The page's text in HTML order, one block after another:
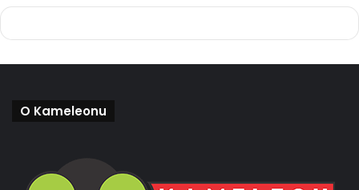
O Kameleonu